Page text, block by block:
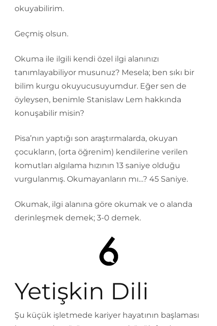
okuyabilirim.
Geçmiş olsun.
Okuma ile ilgili kendi özel ilgi alanınızı
tanımlayabiliyor musunuz? Mesela; ben sıkı bir
bilim kurgu okuyucusuyumdur. Eğer sen de
öyleysen, benimle Stanislaw Lem hakkında
konuşabilir misin?
Pisa’nın yaptığı son araştırmalarda, okuyan
çocukların, (orta öğrenim) kendilerine verilen
komutları algılama hızının 13 saniye olduğu
vurgulanmış. Okumayanların mı…? 45 Saniye.
Okumak, ilgi alanına göre okumak ve o alanda
derinleşmek demek; 3-0 demek.
Yetişkin Dili
Şu küçük işletmede kariyer hayatının başlaması